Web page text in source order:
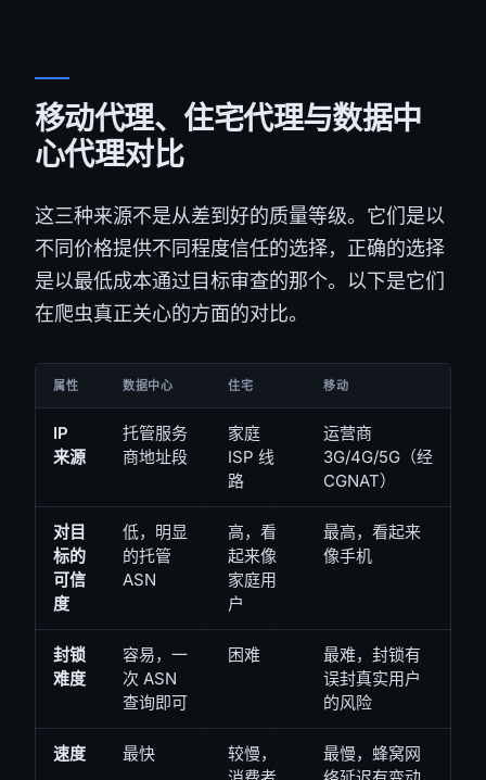
移动代理、住宅代理与数据中
心代理对比
这三种来源不是从差到好的质量等级。它们是以
不同价格提供不同程度信任的选择，正确的选择
是以最低成本通过目标审查的那个。以下是它们
在爬虫真正关心的方面的对比。
属性 数据中心 住宅 移动
IP
来源
托管服务
商地址段
家庭
ISP 线
路
运营商
3G/4G/5G（经
CGNAT）
对目
标的
可信
度
低，明显
的托管
ASN
高，看
起来像
家庭用
户
最高，看起来
像手机
封锁
难度
容易，一
次 ASN
查询即可
困难
最难，封锁有
误封真实用户
的风险
速度 最快
较慢，
最慢，蜂窝网